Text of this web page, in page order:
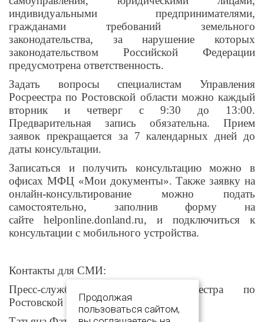
индивидуальными предпринимателями,
гражданами требований земельного
законодательства, за нарушение которых
законодательством Российской Федерации
предусмотрена ответственность.
Задать вопросы специалистам Управления
Росреестра по Ростовской области можно каждый
вторник и четверг с 9:30 до 13:00.
Предварительная запись обязательна. Прием
заявок прекращается за 7 календарных дней до
даты консультации.
Записаться и получить консультацию можно в
офисах МФЦ «Мои документы». Также заявку на
онлайн-консультирование можно подать
самостоятельно, заполнив форму на
сайте helponline.donland.ru, и подключиться к
консультации с мобильного устройства.
Контакты для СМИ:
Пресс-служба Управления Росреестра по
Ростовской областиПродолжая
пользоваться сайтом,